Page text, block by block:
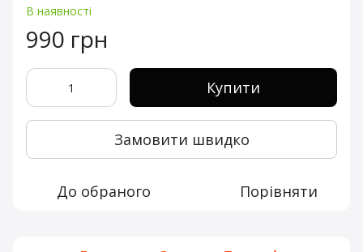
В наявності
990 грн
Купити
Замовити швидко
До обраного Порівняти